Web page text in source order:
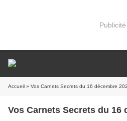
Publicité
Accueil » Vos Carnets Secrets du 16 décembre
Vos